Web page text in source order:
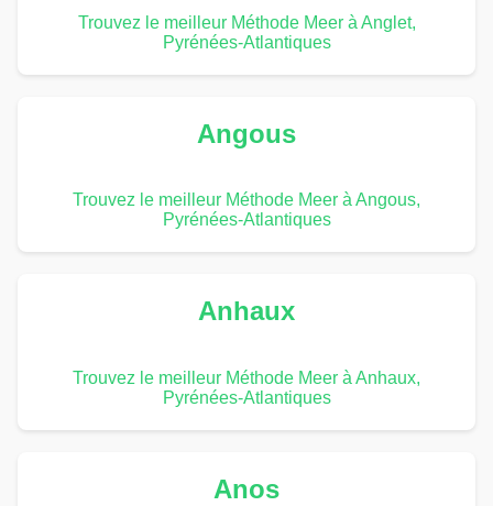
Trouvez le meilleur Méthode Meer à Anglet,
Pyrénées-Atlantiques
Angous
Trouvez le meilleur Méthode Meer à Angous,
Pyrénées-Atlantiques
Anhaux
Trouvez le meilleur Méthode Meer à Anhaux,
Pyrénées-Atlantiques
Anos